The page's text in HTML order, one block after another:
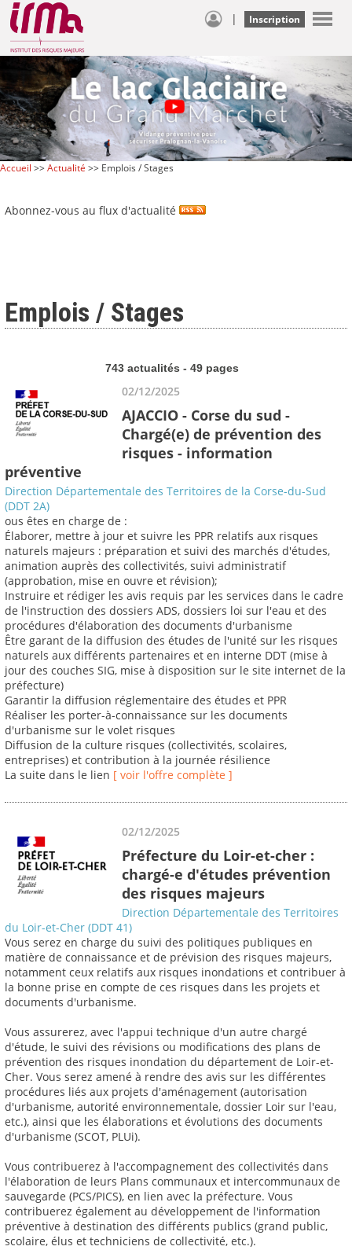
| Inscription
Accueil >>Actualité >> Emplois / Stages
Abonnez-vous au flux d'actualité
Emplois / Stages
743 actualités - 49 pages
02/12/2025
AJACCIO - Corse du sud -
Chargé(e) de prévention des
risques - information
préventive
Direction Départementale des Territoires de la Corse-du-Sud
(DDT 2A)
ous êtes en charge de :
Élaborer, mettre à jour et suivre les PPR relatifs aux risques
naturels majeurs : préparation et suivi des marchés d'études,
animation auprès des collectivités, suivi administratif
(approbation, mise en ouvre et révision);
Instruire et rédiger les avis requis par les services dans le cadre
de l'instruction des dossiers ADS, dossiers loi sur l'eau et des
procédures d'élaboration des documents d'urbanisme
Être garant de la diffusion des études de l'unité sur les risques
naturels aux différents partenaires et en interne DDT (mise à
jour des couches SIG, mise à disposition sur le site internet de la
préfecture)
Garantir la diffusion réglementaire des études et PPR
Réaliser les porter-à-connaissance sur les documents
d'urbanisme sur le volet risques
Diffusion de la culture risques (collectivités, scolaires,
entreprises) et contribution à la journée résilience
La suite dans le lien [ voir l'offre complète ]
02/12/2025
Préfecture du Loir-et-cher :
chargé-e d'études prévention
des risques majeurs
Direction Départementale des Territoires
du Loir-et-Cher (DDT 41)
Vous serez en charge du suivi des politiques publiques en
matière de connaissance et de prévision des risques majeurs,
notamment ceux relatifs aux risques inondations et contribuer à
la bonne prise en compte de ces risques dans les projets et
documents d'urbanisme.
Vous assurerez, avec l'appui technique d'un autre chargé
d'étude, le suivi des révisions ou modifications des plans de
prévention des risques inondation du département de Loir-et-
Cher. Vous serez amené à rendre des avis sur les différentes
procédures liés aux projets d'aménagement (autorisation
d'urbanisme, autorité environnementale, dossier Loir sur l'eau,
etc.), ainsi que les élaborations et évolutions des documents
d'urbanisme (SCOT, PLUi).
Vous contribuerez à l'accompagnement des collectivités dans
l'élaboration de leurs Plans communaux et intercommunaux de
sauvegarde (PCS/PICS), en lien avec la préfecture. Vous
contribuerez également au développement de l'information
préventive à destination des différents publics (grand public,
scolaire, élus et techniciens de collectivité, etc.).